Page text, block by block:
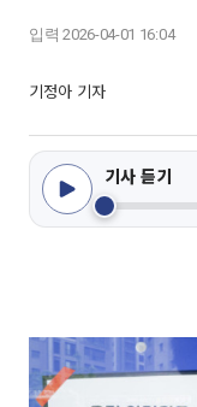
입력 2026-04-01 16:04
기정아 기자
기사 듣기